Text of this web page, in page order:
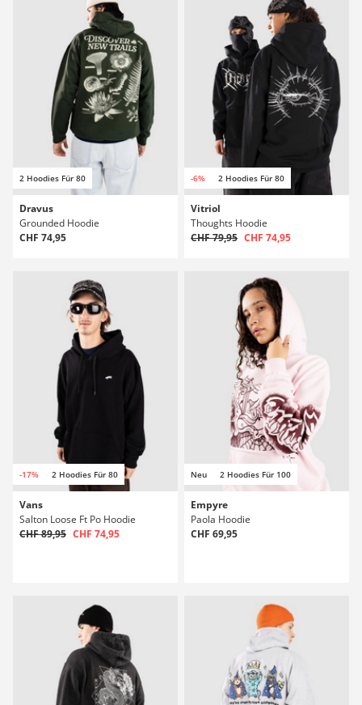
2 Hoodies Für 80
Dravus
Grounded Hoodie
CHF 74,95
-6% 2 Hoodies Für 80
Vitriol
Thoughts Hoodie
CHF 79,95 CHF 74,95
-17% 2 Hoodies Für 80
Vans
Salton Loose Ft Po Hoodie
CHF 89,95 CHF 74,95
Neu 2 Hoodies Für 100
Empyre
Paola Hoodie
CHF 69,95